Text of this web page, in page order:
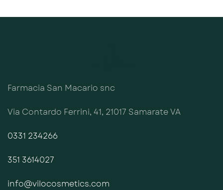
Farmacia San Macario snc
Via Contardo Ferrini, 41, 21017 Samarate VA
0331 234266
351 3614027
info@vilocosmetics.com